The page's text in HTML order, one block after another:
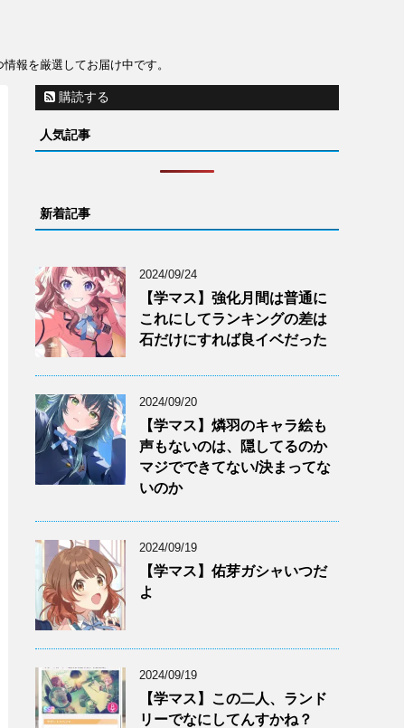
報を厳選してお届け中です。
購読する
人気記事
新着記事
2024/09/24
【学マス】強化月間は普通に
これにしてランキングの差は
石だけにすれば良イベだった
2024/09/20
【学マス】燐羽のキャラ絵も
声もないのは、隠してるのか
マジでできてない/決まってな
いのか
2024/09/19
【学マス】佑芽ガシャいつだ
よ
2024/09/19
【学マス】この二人、ランド
リーでなにしてんすかね？